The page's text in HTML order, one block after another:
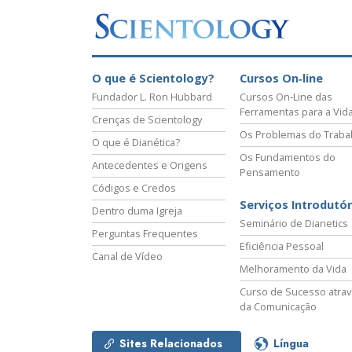
O que é Scientology?
Fundador L. Ron Hubbard
Crenças de Scientology
O que é Dianética?
Antecedentes e Origens
Códigos e Credos
Dentro duma Igreja
Perguntas Frequentes
Canal de Vídeo
Cursos On‑line
Cursos On‑Line das
Ferramentas para a
Os Problemas do
Os Fundamentos do
Pensamento
Serviços
Seminário de Dianetics
Eficiência Pessoal
Melhoramento da Vida
Curso de Sucesso
da Comunicação
Sites Relacionados Língua